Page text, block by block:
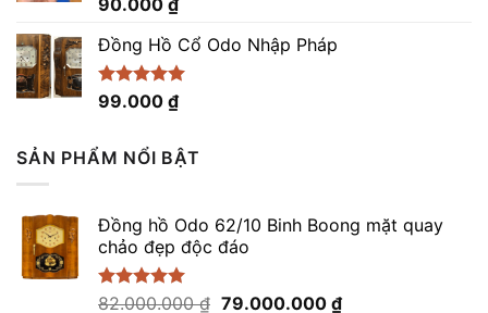
5.00
5 sao
Đồng Hồ Cổ Odo Nhập Pháp
Được xếp
4.96
99.000 ₫
SẢN PHẨM NỔI BẬT
Đồng hồ Odo 62/10 Binh Boong mặt quay
chảo đẹp độc đáo
Được xếp
82.000.000₫ Giá
79.000.000 ₫Giá